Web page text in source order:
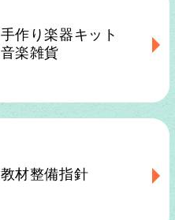
手作り楽器キット
音楽雑貨
教材整備指針